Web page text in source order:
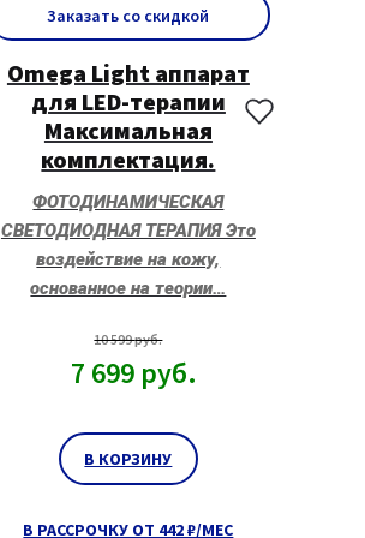
Заказать со скидкой
Omega Light аппарат
для LED-терапии
Максимальная
комплектация.
ФОТОДИНАМИЧЕСКАЯ
СВЕТОДИОДНАЯ ТЕРАПИЯ Это
воздействие на кожу,
основанное на теории…
10 599руб.
7 699 руб.
В КОРЗИНУ
В РАССРОЧКУ ОТ 442 ₽/МЕС